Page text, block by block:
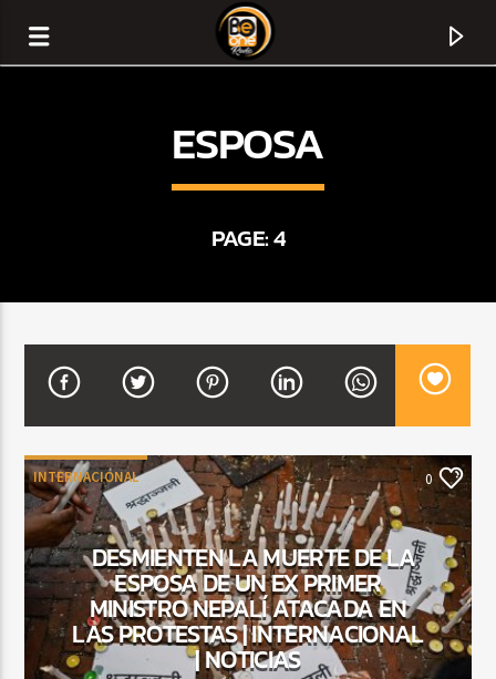
TITLE
ARTIST
CURRENT SHOW
DJ MIX
12:00 AM 2:00 AM
ESPOSA
PAGE: 4
INTERNACIONAL 0
DESMIENTEN LA MUERTE DE LA
ESPOSA DE UN EX PRIMER
MINISTRO NEPALÍ ATACADA EN
LAS PROTESTAS | INTERNACIONAL
| NOTICIAS